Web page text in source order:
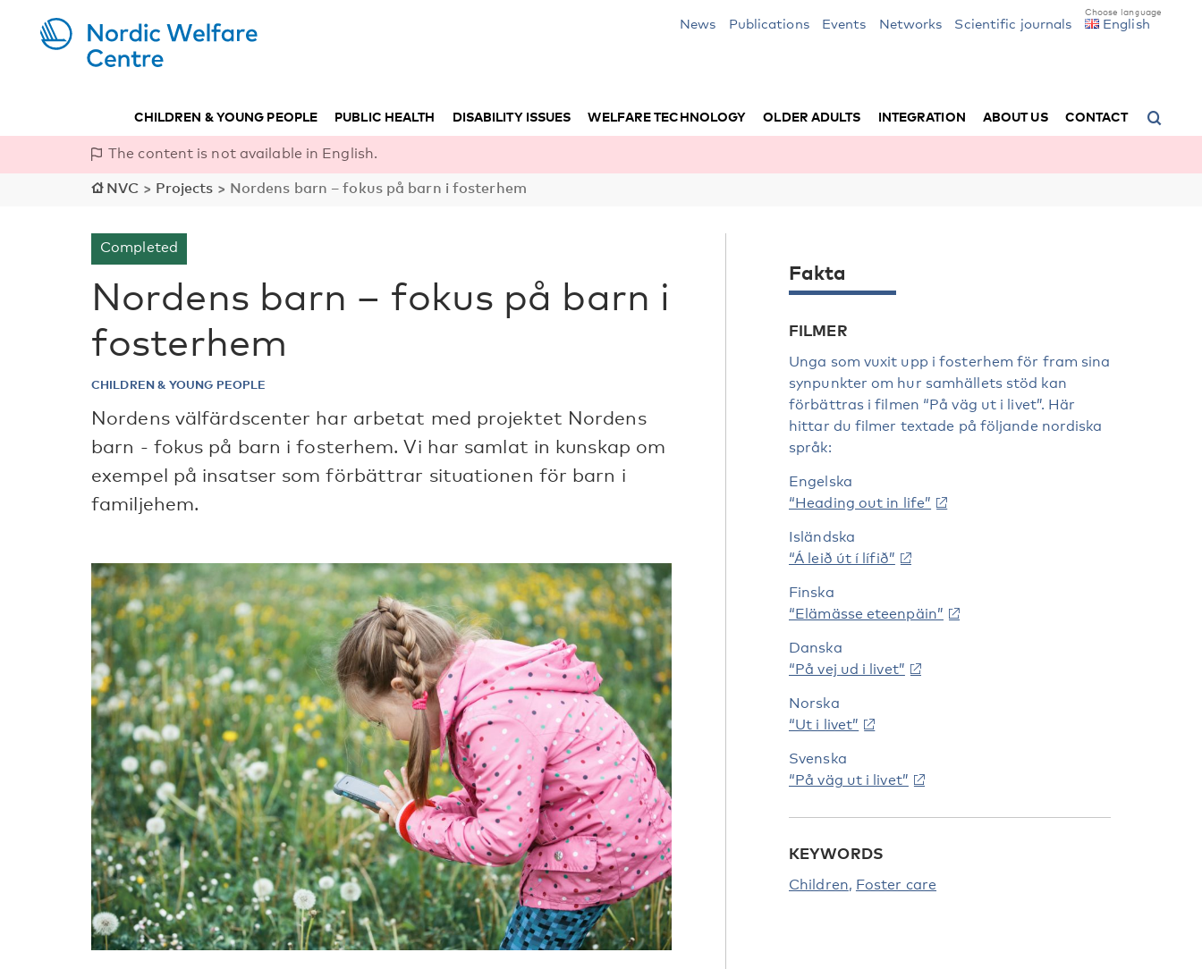
News Publications Events Networks Scientific journals English
CHILDREN & YOUNG PEOPLE PUBLIC HEALTH DISABILITY ISSUES WELFARE TECHNOLOGY OLDER ADULTS INTEGRATION ABOUT US CONTACT
The content is not available in English.
NVC > Projects > Nordens barn – fokus på barn i fosterhem
Completed
Nordens barn – fokus på barn i
fosterhem
CHILDREN & YOUNG PEOPLE
Nordens välfärdscenter har arbetat med projektet Nordens
barn - fokus på barn i fosterhem. Vi har samlat in kunskap om
exempel på insatser som förbättrar situationen för barn i
familjehem.
Fakta
FILMER
Unga som vuxit upp i fosterhem för fram sina
synpunkter om hur samhällets stöd kan
förbättras i filmen “På väg ut i livet”. Här
hittar du filmer textade på följande nordiska
språk:
Engelska
“Heading out in life”
Isländska
“Á leið út í lífið”
Finska
“Elämässe eteenpäin”
Danska
“På vej ud i livet”
Norska
“Ut i livet”
Svenska
“På väg ut i livet”
KEYWORDS
Children Foster care